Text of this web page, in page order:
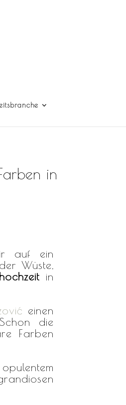
in
auf ein
Wüste,
in
einen
die
Farben